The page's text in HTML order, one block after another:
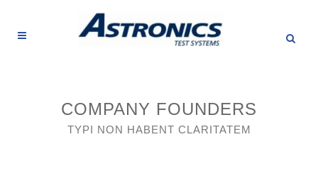
COMPANY FOUNDERS
TYPI NON HABENT CLARITATEM